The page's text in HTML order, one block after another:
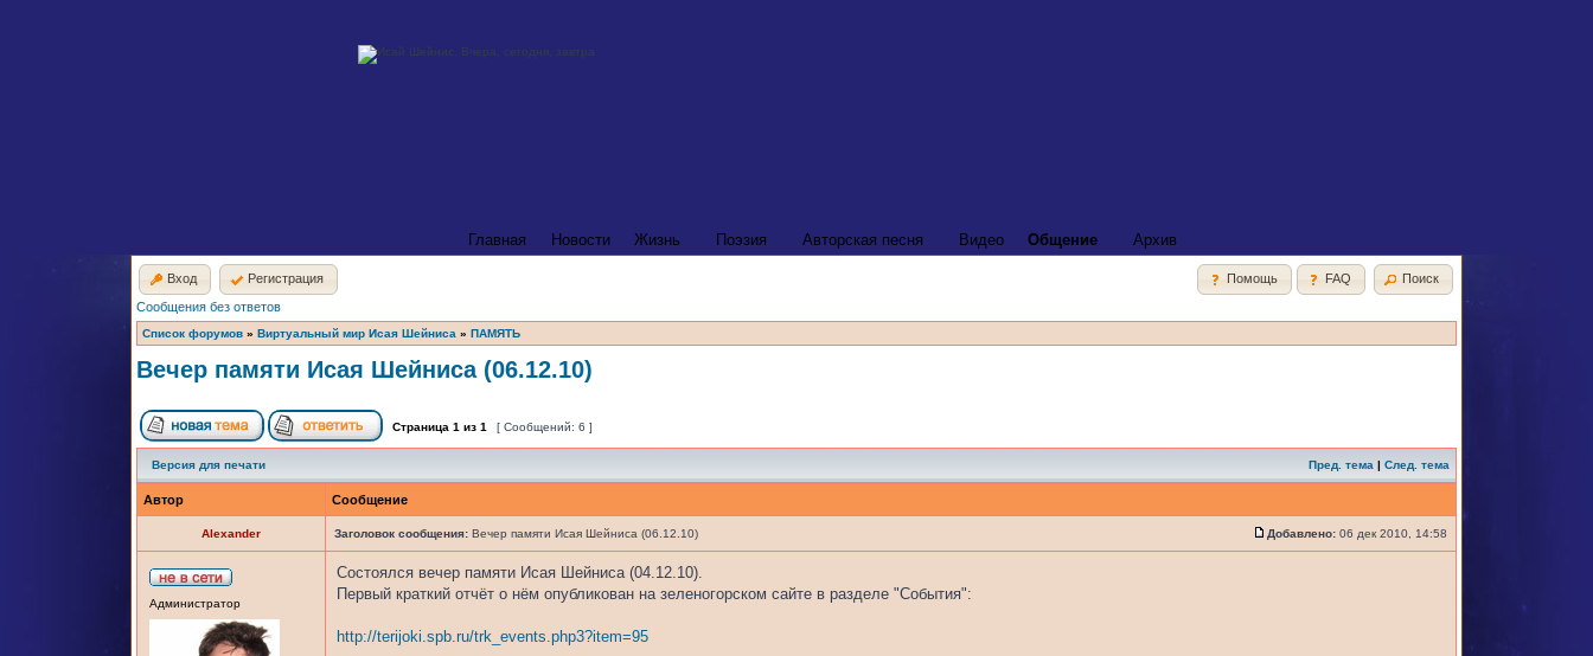
Главная Новости Жизнь Поэзия Авторская песня Видео Общение Архив
Вход Регистрация Помощь FAQ
Поиск
Сообщения без ответов
Список форумов » Виртуальный мир Исая Шейниса » ПАМЯТЬ
Вечер памяти Исая Шейниса (06.12.10)
Страница 1 из 1 [ Сообщений: 6 ]
Версия для печати Пред. тема | След. тема
Автор Сообщение
Alexander Заголовок сообщения: Вечер памяти Исая Шейниса (06.12.10) Добавлено: 06 дек 2010, 14:58
Администратор
Состоялся вечер памяти Исая Шейниса (04.12.10).
Первый краткий отчёт о нём опубликован на зеленогорском сайте в разделе "События":
http://terijoki.spb.ru/trk_events.php3?item=95